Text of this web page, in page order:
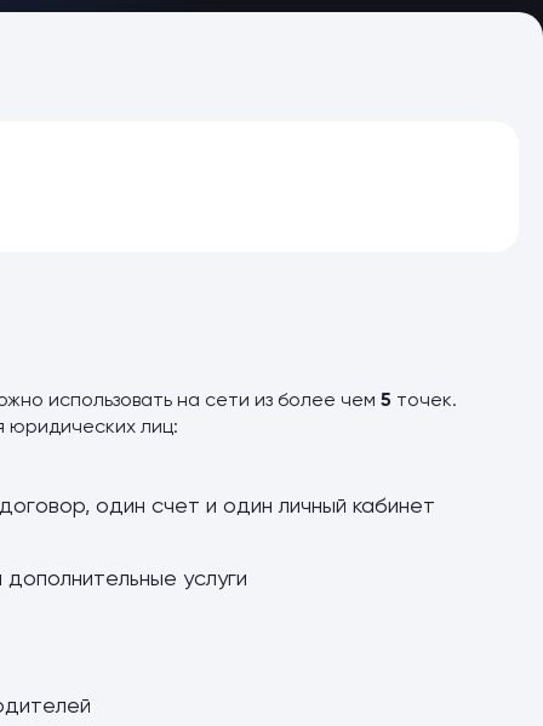
использовать на сети из более чем 5 точек.
юридических лиц:
один счет и один личный кабинет
услуги